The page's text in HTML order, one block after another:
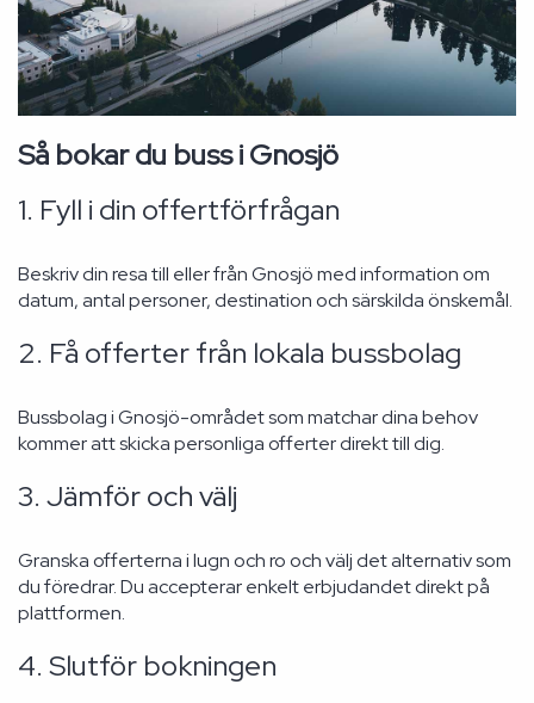
Så bokar du buss i Gnosjö
1. Fyll i din offertförfrågan
Beskriv din resa till eller från Gnosjö med information om
datum, antal personer, destination och särskilda önskemål.
2. Få offerter från lokala bussbolag
Bussbolag i Gnosjö-området som matchar dina behov
kommer att skicka personliga offerter direkt till dig.
3. Jämför och välj
Granska offerterna i lugn och ro och välj det alternativ som
du föredrar. Du accepterar enkelt erbjudandet direkt på
plattformen.
4. Slutför bokningen